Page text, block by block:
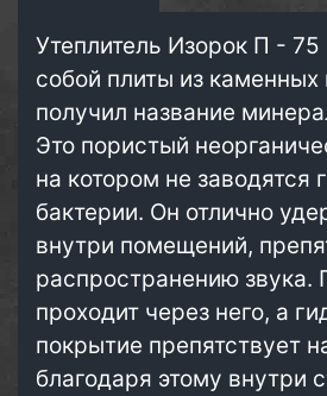
Утеплитель Изорок П - 75
собой плиты из каменных
получил название
Это пористый
на котором не заводятся
бактерии. Он отлично
внутри помещений,
распространению звука.
проходит через него, а
покрытие препятствует
благодаря этому внутри